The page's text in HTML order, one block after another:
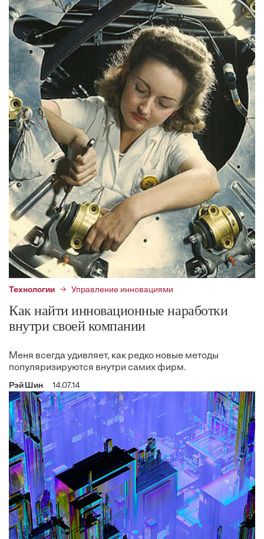
Технологии Управление инновациями
Как найти инновационные наработки
внутри своей компании
Меня всегда удивляет, как редко новые методы
популяризируются внутри самих фирм.
Рэй Шин 14.07.14